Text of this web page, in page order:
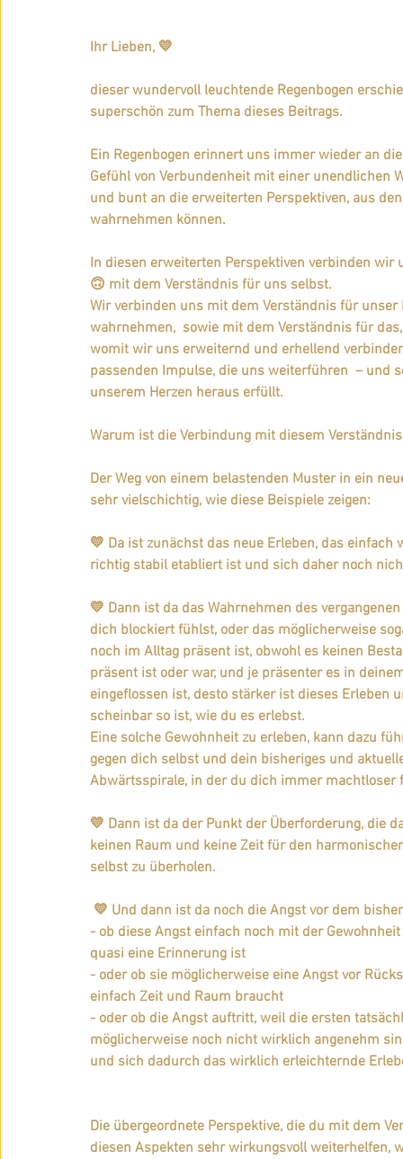
Ihr Lieben, 💛
dieser wundervoll leuchtende Regenbogen
superschön zum Thema dieses Beitrags.
Ein Regenbogen erinnert uns immer wieder an
Gefühl von Verbundenheit mit einer
und bunt an die erweiterten Perspektiven, aus
wahrnehmen können.
In diesen erweiterten Perspektiven verbinden
🙃 mit dem Verständnis für uns selbst.
Wir verbinden uns mit dem Verständnis für
wahrnehmen,  sowie mit dem Verständnis für
womit wir uns erweiternd und erhellend
passenden Impulse, die uns weiterführen  –
unserem Herzen heraus erfüllt.
Warum ist die Verbindung mit diesem
Der Weg von einem belastenden Muster in ein
sehr vielschichtig, wie diese Beispiele zeigen:
💛 Da ist zunächst das neue Erleben, das
richtig stabil etabliert ist und sich daher noch
💛 Dann ist da das Wahrnehmen des
dich blockiert fühlst, oder das möglicherweise
noch im Alltag präsent ist, obwohl es keinen
präsent ist oder war, und je präsenter es in
eingeflossen ist, desto stärker ist dieses Erleben
scheinbar so ist, wie du es erlebst.
Eine solche Gewohnheit zu erleben, kann dazu
gegen dich selbst und dein bisheriges und
Abwärtsspirale, in der du dich immer
💛 Dann ist da der Punkt der Überforderung, die
keinen Raum und keine Zeit für den
selbst zu überholen.
💛 Und dann ist da noch die Angst vor dem
- ob diese Angst einfach noch mit der
quasi eine Erinnerung ist
- oder ob sie möglicherweise eine Angst vor
einfach Zeit und Raum braucht
- oder ob die Angst auftritt, weil die ersten
möglicherweise noch nicht wirklich angenehm
und sich dadurch das wirklich erleichternde
Die übergeordnete Perspektive, die du mit dem
diesen Aspekten sehr wirkungsvoll